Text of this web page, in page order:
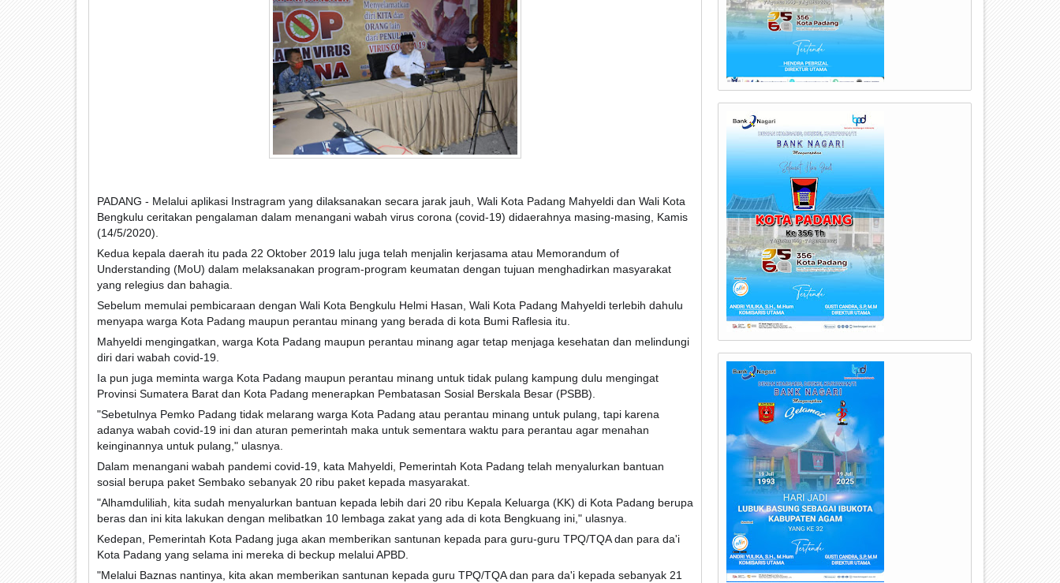
PADANG - Melalui aplikasi Instragram yang dilaksanakan secara jarak jauh, Wali Kota Padang Mahyeldi dan Wali Kota
Bengkulu ceritakan pengalaman dalam menangani wabah virus corona (covid-19) didaerahnya masing-masing, Kamis
(14/5/2020).
Kedua kepala daerah itu pada 22 Oktober 2019 lalu juga telah menjalin kerjasama atau Memorandum of
Understanding (MoU) dalam melaksanakan program-program keumatan dengan tujuan menghadirkan masyarakat
yang relegius dan bahagia.
Sebelum memulai pembicaraan dengan Wali Kota Bengkulu Helmi Hasan, Wali Kota Padang Mahyeldi terlebih dahulu
menyapa warga Kota Padang maupun perantau minang yang berada di kota Bumi Raflesia itu.
Mahyeldi mengingatkan, warga Kota Padang maupun perantau minang agar tetap menjaga kesehatan dan melindungi
diri dari wabah covid-19.
Ia pun juga meminta warga Kota Padang maupun perantau minang untuk tidak pulang kampung dulu mengingat
Provinsi Sumatera Barat dan Kota Padang menerapkan Pembatasan Sosial Berskala Besar (PSBB).
"Sebetulnya Pemko Padang tidak melarang warga Kota Padang atau perantau minang untuk pulang, tapi karena
adanya wabah covid-19 ini dan aturan pemerintah maka untuk sementara waktu para perantau agar menahan
keinginannya untuk pulang," ulasnya.
Dalam menangani wabah pandemi covid-19, kata Mahyeldi, Pemerintah Kota Padang telah menyalurkan bantuan
sosial berupa paket Sembako sebanyak 20 ribu paket kepada masyarakat.
"Alhamduliliah, kita sudah menyalurkan bantuan kepada lebih dari 20 ribu Kepala Keluarga (KK) di Kota Padang berupa
beras dan ini kita lakukan dengan melibatkan 10 lembaga zakat yang ada di kota Bengkuang ini," ulasnya.
Kedepan, Pemerintah Kota Padang juga akan memberikan santunan kepada para guru-guru TPQ/TQA dan para da'i
Kota Padang yang selama ini mereka di beckup melalui APBD.
"Melalui Baznas nantinya, kita akan memberikan santunan kepada guru TPQ/TQA dan para da'i kepada sebanyak 21